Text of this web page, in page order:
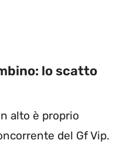
lo scatto
alto è proprio
del Gf Vip.